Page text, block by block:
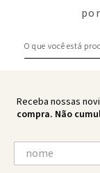
Receba nossas
compra. Não